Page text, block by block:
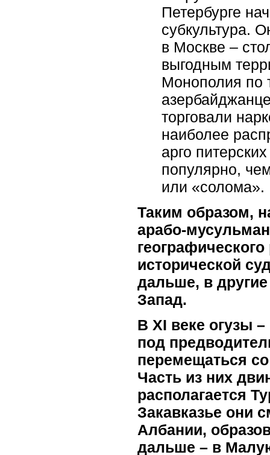
Петербурге
субкультура.
в Москве –
выгодным
Монополия по
торговали
наиболее
арго
популярно,
или «солома».
Таким образом,
арабо-
исторической
дальше, в
Запад.
В XI веке огузы
под
перемещаться
Часть из них
располагается
Закавказье они
Албании,
дальше – в